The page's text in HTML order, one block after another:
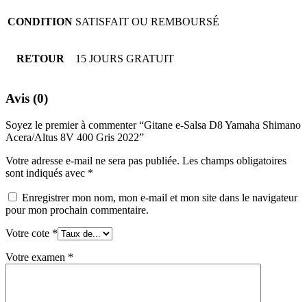
CONDITION SATISFAIT OU REMBOURSÉ
RETOUR 15 JOURS GRATUIT
Avis (0)
Soyez le premier à commenter “Gitane e-Salsa D8 Yamaha Shimano
Acera/Altus 8V 400 Gris 2022”
Votre adresse e-mail ne sera pas publiée. Les champs obligatoires
sont indiqués avec *
Enregistrer mon nom, mon e-mail et mon site dans le navigateur
pour mon prochain commentaire.
Votre cote *
Votre examen *